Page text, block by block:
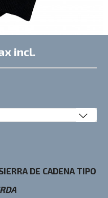
incl.
DE CADENA TIPO